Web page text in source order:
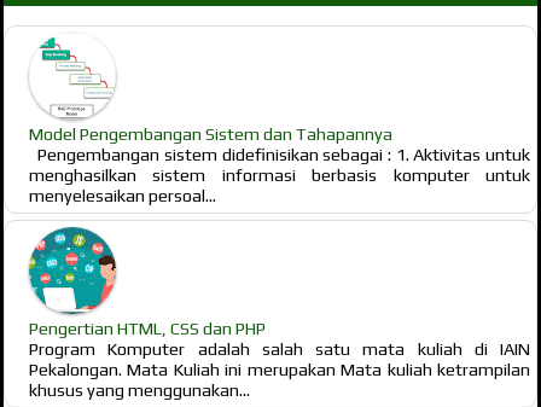
Model Pengembangan Sistem dan Tahapannya
Pengembangan sistem didefinisikan sebagai : 1. Aktivitas untuk
menghasilkan sistem informasi berbasis komputer untuk
menyelesaikan persoal...
Pengertian HTML, CSS dan PHP
Program Komputer adalah salah satu mata kuliah di IAIN
Pekalongan. Mata Kuliah ini merupakan Mata kuliah ketrampilan
khusus yang menggunakan...